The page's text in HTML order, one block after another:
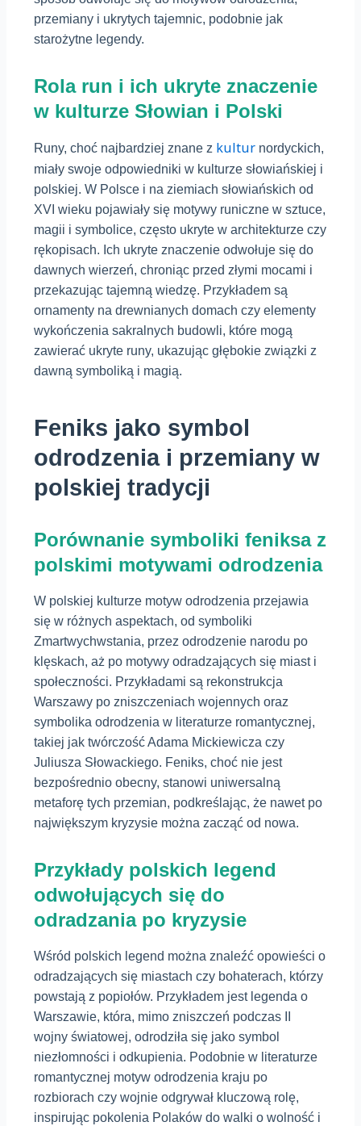
przemiany i ukrytych tajemnic, podobnie jak
starożytne legendy.
Rola run i ich ukryte znaczenie
w kulturze Słowian i Polski
Runy, choć najbardziej znane z kultur nordyckich,
miały swoje odpowiedniki w kulturze słowiańskiej i
polskiej. W Polsce i na ziemiach słowiańskich od
XVI wieku pojawiały się motywy runiczne w sztuce,
magii i symbolice, często ukryte w architekturze czy
rękopisach. Ich ukryte znaczenie odwołuje się do
dawnych wierzeń, chroniąc przed złymi mocami i
przekazując tajemną wiedzę. Przykładem są
ornamenty na drewnianych domach czy elementy
wykończenia sakralnych budowli, które mogą
zawierać ukryte runy, ukazując głębokie związki z
dawną symboliką i magią.
Feniks jako symbol
odrodzenia i przemiany w
polskiej tradycji
Porównanie symboliki feniksa z
polskimi motywami odrodzenia
W polskiej kulturze motyw odrodzenia przejawia
się w różnych aspektach, od symboliki
Zmartwychwstania, przez odrodzenie narodu po
klęskach, aż po motywy odradzających się miast i
społeczności. Przykładami są rekonstrukcja
Warszawy po zniszczeniach wojennych oraz
symbolika odrodzenia w literaturze romantycznej,
takiej jak twórczość Adama Mickiewicza czy
Juliusza Słowackiego. Feniks, choć nie jest
bezpośrednio obecny, stanowi uniwersalną
metaforę tych przemian, podkreślając, że nawet po
największym kryzysie można zacząć od nowa.
Przykłady polskich legend
odwołujących się do
odradzania po kryzysie
Wśród polskich legend można znaleźć opowieści o
odradzających się miastach czy bohaterach, którzy
powstają z popiołów. Przykładem jest legenda o
Warszawie, która, mimo zniszczeń podczas II
wojny światowej, odrodziła się jako symbol
niezłomności i odkupienia. Podobnie w literaturze
romantycznej motyw odrodzenia kraju po
rozbiorach czy wojnie odgrywał kluczową rolę,
inspirując pokolenia Polaków do walki o wolność i